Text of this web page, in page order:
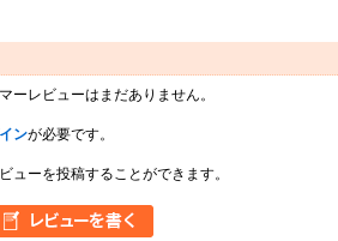
ーレビューはまだありません。
ンが必要です。
ューを投稿することができます。